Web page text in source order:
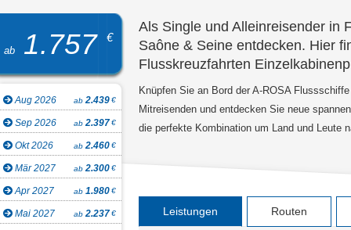
ab 1.757 €
Aug 2026 ab 2.439€
Sep 2026 ab 2.397€
Okt 2026 ab 2.460€
Mär 2027 ab 2.300€
Apr 2027 ab 1.980€
Mai 2027 ab 2.237€
Als Single und Alleinreisender in
Saône & Seine entdecken. Hier
Flusskreuzfahrten
Knüpfen Sie an Bord der A-ROSA
Mitreisenden und entdecken Sie neue
die perfekte Kombination um Land und Leute
Leistungen Routen